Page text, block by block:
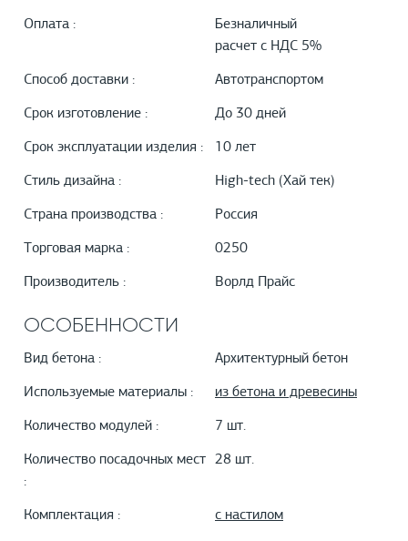
Оплата :
Безналичный
расчет с НДС 5%
Способ доставки : Автотранспортом
Срок изготовление : До 30 дней
Срок эксплуатации изделия : 10 лет
Стиль дизайна : High-tech (Хай тек)
Страна производства : Россия
Торговая марка : 0250
Производитель : Ворлд Прайс
ОСОБЕННОСТИ
Вид бетона : Архитектурный бетон
Используемые материалы : из бетона и древесины
Количество модулей : 7 шт.
Количество посадочных мест
:
28 шт.
Комплектация : с настилом